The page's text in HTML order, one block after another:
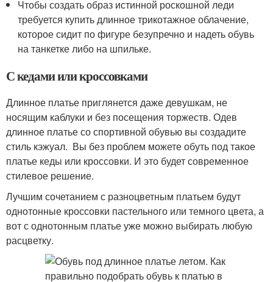
Чтобы создать образ истинной роскошной леди
требуется купить длинное трикотажное облачение,
которое сидит по фигуре безупречно и надеть обувь
на танкетке либо на шпильке.
С кедами или кроссовками
Длинное платье приглянется даже девушкам, не
носящим каблуки и без посещения торжеств. Одев
длинное платье со спортивной обувью вы создадите
стиль кэжуал. Вы без проблем можете обуть под такое
платье кеды или кроссовки. И это будет современное
стилевое решение.
Лучшим сочетанием с разноцветным платьем будут
однотонные кроссовки пастельного или темного цвета, а
вот с однотонным платье уже можно выбирать любую
расцветку.